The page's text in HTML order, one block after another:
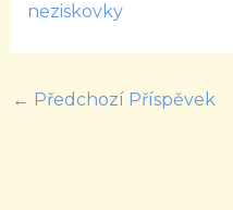
neziskovky
← Předchozí Příspěvek